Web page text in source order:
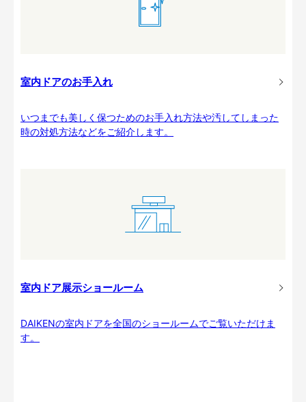
室内ドアのお手入れ
いつまでも美しく保つためのお手入れ方法や汚してしまった
時の対処方法などをご紹介します。
室内ドア展示ショールーム
DAIKENの室内ドアを全国のショールームでご覧いただけま
す。